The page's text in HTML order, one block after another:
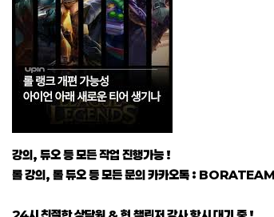
강의, 듀오 등 모든 작업 진행가능 !
롤 강의, 롤 듀오 등 모든 문의 카카오톡 :